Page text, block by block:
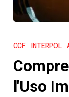
e
l'Uso
Improprio
CCF INTERPOL
l'Uso